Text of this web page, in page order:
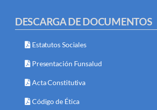
DESCARGA DE DOCUMENTOS
Estatutos Sociales
Presentación Funsalud
Acta Constitutiva
Código de Ética